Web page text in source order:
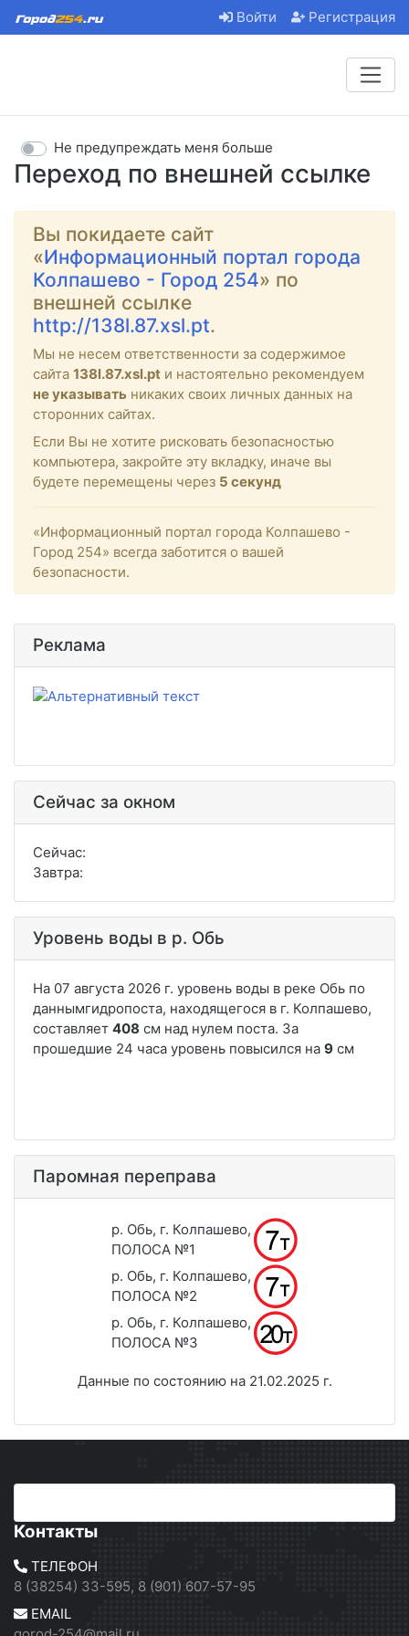
Войти Регистрация
Переход по внешней ссылке
Не предупреждать меня больше
Вы покидаете сайт
«Информационный портал города
Колпашево - Город 254» по
внешней ссылке
http://138l.87.xsl.pt.
Мы не несем ответственности за содержимое
сайта 138l.87.xsl.pt и настоятельно рекомендуем
не указывать никаких своих личных данных на
сторонних сайтах.
Если Вы не хотите рисковать безопасностью
компьютера, закройте эту вкладку, иначе вы
будете перемещены через 5 секунд
«Информационный портал города Колпашево -
Город 254» всегда заботится о вашей
безопасности.
Реклама
Сейчас за окном
Сейчас:
Завтра:
Уровень воды в р. Обь
Паромная переправа
р. Обь, г. Колпашево,
ПОЛОСА №1
р. Обь, г. Колпашево,
ПОЛОСА №2
р. Обь, г. Колпашево,
ПОЛОСА №3
Данные по состоянию на 21.02.2025 г.
Контакты
ТЕЛЕФОН
8 (38254) 33-595, 8 (901) 607-57-95
EMAIL